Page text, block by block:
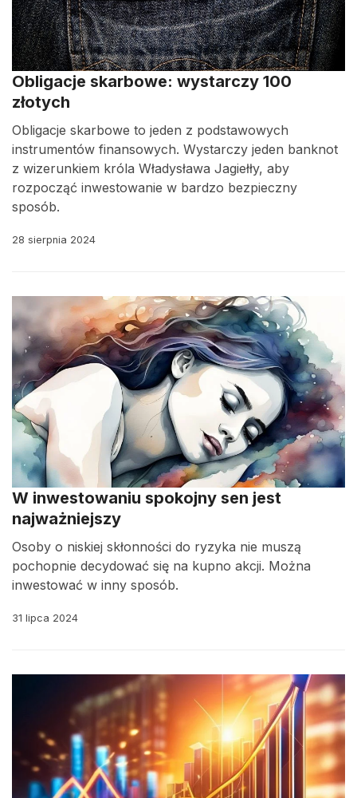
Obligacje skarbowe: wystarczy 100
złotych
Obligacje skarbowe to jeden z podstawowych
instrumentów finansowych. Wystarczy jeden banknot
z wizerunkiem króla Władysława Jagiełły, aby
rozpocząć inwestowanie w bardzo bezpieczny
sposób.
28 sierpnia 2024
W inwestowaniu spokojny sen jest
najważniejszy
Osoby o niskiej skłonności do ryzyka nie muszą
pochopnie decydować się na kupno akcji. Można
inwestować w inny sposób.
31 lipca 2024